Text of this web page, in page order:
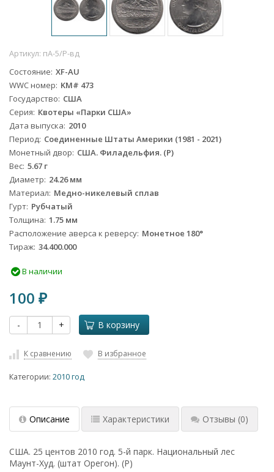
Артикул: пА-5/P-вд
Состояние XF-AU
WWC номер KM# 473
Государство США
Серия Квотеры «Парки США»
Дата выпуска 2010
Период Соединенные Штаты Америки (1981 - 2021)
Монетный двор США. Филадельфия. (P)
Вес 5.67 г
Диаметр 24.26 мм
Материал Медно-никелевый сплав
Гурт Рубчатый
Толщина 1.75 мм
Расположение аверса к реверсу Монетное 180°
Тираж 34.400.000
В наличии
100 ₽
- + В корзину
К сравнению В избранное
Категории: 2010 год
Описание Характеристики Отзывы (0)
США. 25 центов 2010 год. 5-й парк. Национальный лес
Маунт-Худ. (штат Орегон). (Р)